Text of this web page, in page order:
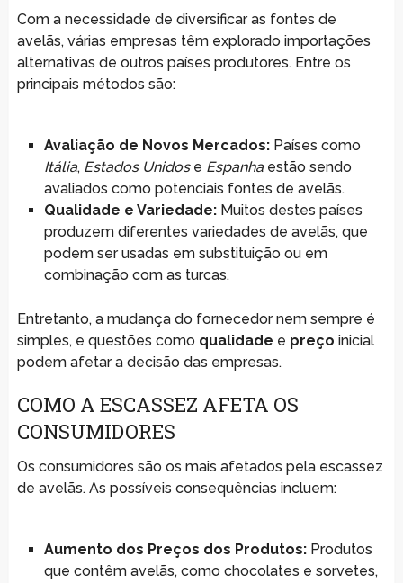
Com a necessidade de diversificar as fontes de
avelãs, várias empresas têm explorado importações
alternativas de outros países produtores. Entre os
principais métodos são:
Avaliação de Novos Mercados:Países como
Itália, Estados Unidose Espanhaestão sendo
avaliados como potenciais fontes de avelãs.
Qualidade e Variedade:Muitos destes países
produzem diferentes variedades de avelãs, que
podem ser usadas em substituição ou em
combinação com as turcas.
Entretanto, a mudança do fornecedor nem sempre é
simples, e questões como qualidade e preço inicial
podem afetar a decisão das empresas.
COMO A ESCASSEZ AFETA OS
CONSUMIDORES
Os consumidores são os mais afetados pela escassez
de avelãs. As possíveis consequências incluem:
Aumento dos Preços dos Produtos:Produtos
que contêm avelãs, como chocolates e sorvetes,